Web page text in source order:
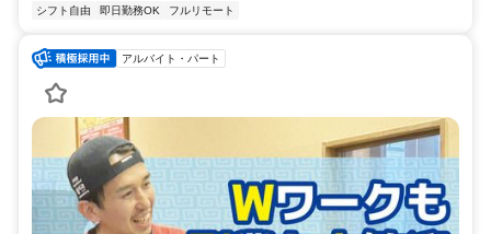
シフト自由 即日勤務OK フルリモート
アルバイト・パート